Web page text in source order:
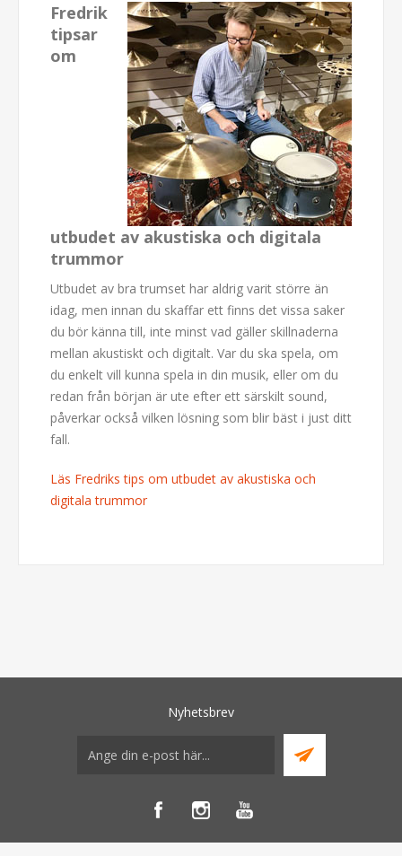
Fredrik
tipsar
om
utbudet av akustiska och digitala
trummor
Utbudet av bra trumset har aldrig varit större än
idag, men innan du skaffar ett finns det vissa saker
du bör känna till, inte minst vad gäller skillnaderna
mellan akustiskt och digitalt. Var du ska spela, om
du enkelt vill kunna spela in din musik, eller om du
redan från början är ute efter ett särskilt sound,
påverkar också vilken lösning som blir bäst i just ditt
fall.
Läs Fredriks tips om utbudet av akustiska och
digitala trummor
Nyhetsbrev